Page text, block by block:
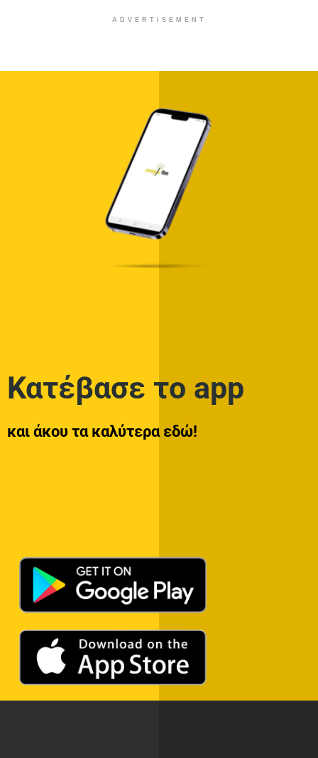
ADVERTISEMENT
Κατέβασε το app
και άκου τα καλύτερα εδώ!